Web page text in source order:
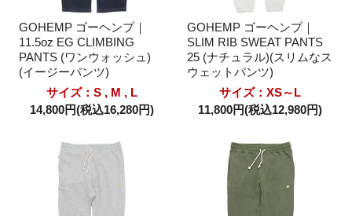
GOHEMP ゴーヘンプ｜
11.5oz EG CLIMBING
PANTS (ワンウォッシュ)
(イージーパンツ)
サイズ：S , M , L
14,800円(税込16,280円)
GOHEMP ゴーヘンプ｜
SLIM RIB SWEAT PANTS
25 (ナチュラル)(スリムなス
ウェットパンツ)
サイズ：XS～L
11,800円(税込12,980円)